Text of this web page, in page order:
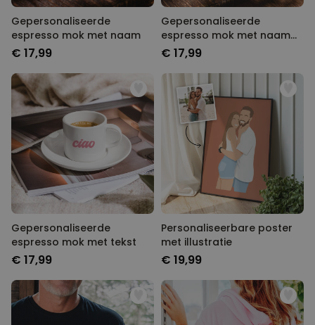
Gepersonaliseerde
espresso mok met naam
€ 17,99
Gepersonaliseerde
espresso mok met naam
en jaartal
€ 17,99
Gepersonaliseerde
espresso mok met tekst
€ 17,99
Personaliseerbare poster
met illustratie
€ 19,99